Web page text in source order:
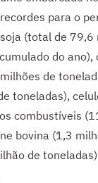
para o
(total de 79,6
do ano),
de
toneladas),
combustíveis
bovina (1,3
de